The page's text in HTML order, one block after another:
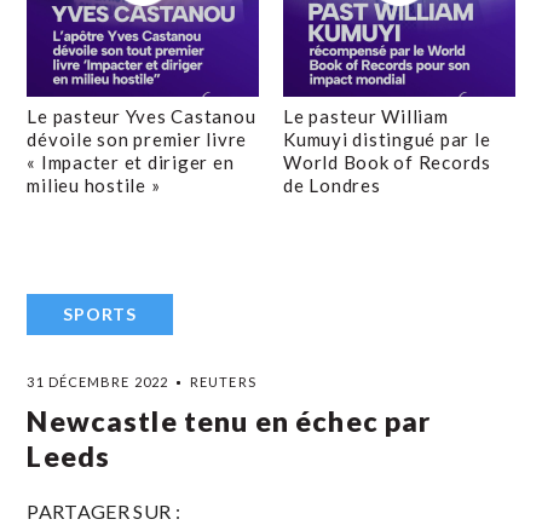
Le pasteur Yves Castanou
dévoile son premier livre
« Impacter et diriger en
milieu hostile »
Le pasteur William
Kumuyi distingué par le
World Book of Records
de Londres
SPORTS
31 DÉCEMBRE 2022 REUTERS
Newcastle tenu en échec par
Leeds
PARTAGER SUR :